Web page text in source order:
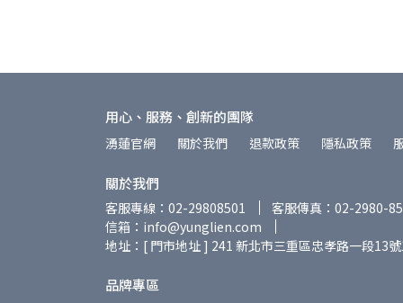
用心、服務、創新的團隊
湧蓮官網 關於我們 退款政策 隱私政策
關於我們
客服專線：02-29808501
客服傳真：02-2980-
信箱：info@yunglien.com
地址：[ 門市地址 ] 241 新北市三重區忠孝路一段
品牌專區